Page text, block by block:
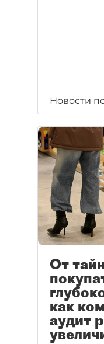
Новости
От
как
аудит